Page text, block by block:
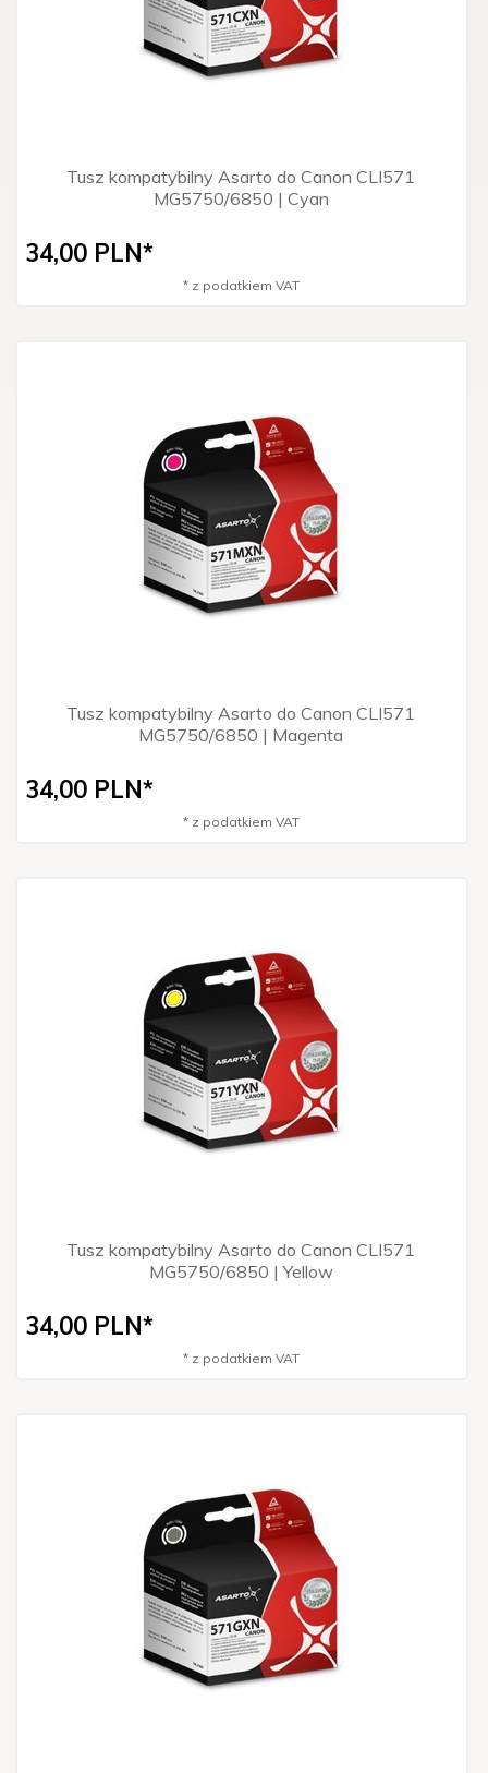
Tusz kompatybilny Asarto do Canon CLI571
MG5750/6850 | Cyan
34,00 PLN*
* z podatkiem VAT
Tusz kompatybilny Asarto do Canon CLI571
MG5750/6850 | Magenta
34,00 PLN*
* z podatkiem VAT
Tusz kompatybilny Asarto do Canon CLI571
MG5750/6850 | Yellow
34,00 PLN*
* z podatkiem VAT